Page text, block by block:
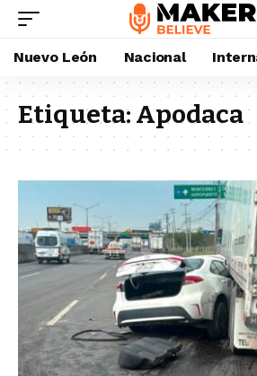
Nuevo León Nacional
Etiqueta: Apodaca